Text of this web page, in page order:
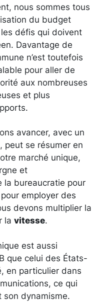
nous sommes tous
du budget
défis qui doivent
Davantage de
n’est toutefois
pour aller de
aux nombreuses
et plus
avancer, avec un
peut se résumer en
marché unique,
et
la bureaucratie pour
employer des
devons multiplier la
la vitesse.
est aussi
que celui des États-
en particulier dans
ce qui
dynamisme.